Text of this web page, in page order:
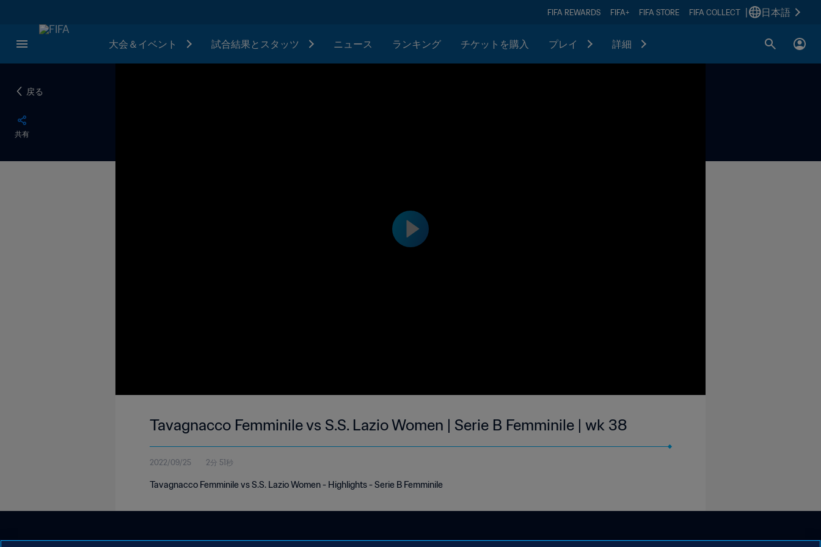
FIFA REWARDS FIFA+ FIFA STORE FIFA COLLECT 日本語
大会＆イベント 試合結果とスタッツ ニュース ランキング チケットを購入 プレイ 詳細
戻る
共有
Tavagnacco Femminile vs S.S. Lazio Women | Serie B Femminile | wk 38
2022/09/25 2分 51秒
Tavagnacco Femminile vs S.S. Lazio Women - Highlights - Serie B Femminile